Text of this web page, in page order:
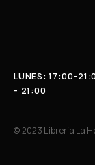
© 2023 Librería La
LUNES: 17:00-
- 21:00